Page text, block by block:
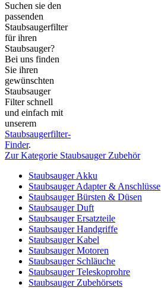
Suchen sie den
passenden
Staubsaugerfilter
für ihren
Staubsauger?
Bei uns finden
Sie ihren
gewünschten
Staubsauger
Filter schnell
und einfach mit
unserem
Staubsaugerfilter-
Finder.
Zur Kategorie Staubsauger Zubehör
Staubsauger Akku
Staubsauger Adapter & Anschlüsse
Staubsauger Bürsten & Düsen
Staubsauger Duft
Staubsauger Ersatzteile
Staubsauger Handgriffe
Staubsauger Kabel
Staubsauger Motoren
Staubsauger Schläuche
Staubsauger Teleskoprohre
Staubsauger Zubehörsets